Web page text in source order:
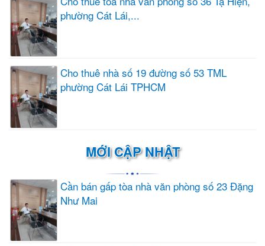
phường Cát Lái,...
Cho thuê nhà số 19 đường số 53 TML
phường Cát Lái TPHCM
MỚI CẬP NHẬT
Cần bán gấp tòa nhà văn phòng số 23 Đặng
Như Mai